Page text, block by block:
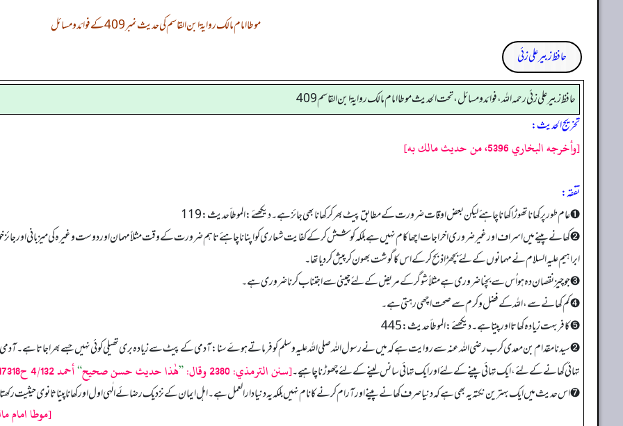
موطا امام مالک روایۃ ابن القاسم کی حدیث نمبر 409 کے فوائد و مسائل
حافظ زبیر علی زئی
حافظ زبير على زئي رحمه الله، فوائد و مسائل، تحت الحديث موطا امام مالك رواية ابن القاسم 409
تخریج الحدیث:
[وأخرجه البخاري 5396، من حديث مالك به]
تفقه:
➊ عام طور پر کھانا تھوڑا کھانا چاہئے لیکن بعض اوقات ضرورت کے مطابق پیٹ بھر کر کھانا بھی جائز ہے۔ دیکھئے: الموطأ حدیث: 119
➋ کھانے پینے میں اسراف اور غیر ضروری اخراجات اچھا کام نہیں ہے بلکہ کوشش کرکے کفایت شعاری کو اپنانا چاہئے تاہم ضرورت کے وقت مثلاً مہمان اور دوست وغیرہ کی میزبانی اور جائز
ابراہیم علیہ السلام نے مہمانوں کے لئے بچھڑا ذبح کرکے اس کا گوشت بھون کر پیش کردیا تھا۔
➌ جو چیز نقصان دہ ہو اُس سے بچنا ضروری ہے مثلاً شوگر کے مریض کے لئے چینی سے اجتناب کرنا ضروری ہے۔
➍ کم کھانے سے، اللہ کے فضل وکرم سے صحت اچھی رہتی ہے۔
➎ کافر بہت زیادہ کھاتا اور پیتا ہے۔ دیکھئے: الموطأ حدیث: 445
➋ سیدنا مقدام بن معدی کرب رضی اللہ عنہ سے روایت ہے کہ میں نے رسول الله صلی اللہ علیہ وسلم کو فرماتے ہوۓ سنا: آدمی کے پیٹ سے زیادہ بری تھیلی کوئی نہیں جسے بھرا جاتا ہے۔ آدمی کے
تہائی کھانے کے لئے، ایک تہائی پینے کے لئے اور ایک تہائی سانس لینے کے لئے چھوڑنا چاہیے۔[سنن الترمذي: 2380 وقال: ”هٰذا حديث حسن صحيح“أحمد 4/132 ح17318، دوسرا نسخه: 17186، وسنده حسن]
➐ اس حدیث میں ایک بہترین نکتہ یہ بھی ہے کہ دنیا صرف کھانے پینے اور آرام کرنے کا نام نہیں بلکہ یہ دنیا دارالعمل ہے۔ اہل ایمان کے نزدیک رضائے الٰہی اول اور کھانا پینا ثانوی حیثیت
[موطا امام